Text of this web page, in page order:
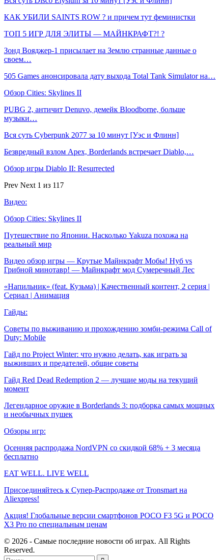
КАК УБИЛИ SAINTS ROW ? и причем тут феминистки
ТОП 5 ИГР ДЛЯ ЭЛИТЫ — МАЙНКРАФТ?! ?
Зонд Вояджер-1 присылает на Землю странные данные о
своем…
505 Games анонсировала дату выхода Total Tank Simulator на…
Обзор Cities: Skylines II
PUBG 2, античит Denuvo, демейк Bloodborne, больше
музыки…
Вся суть Cyberpunk 2077 за 10 минут [Уэс и Флинн]
Безвредный взлом Apex, Borderlands встречает Diablo,…
Обзор игры Diablo II: Resurrected
Prev Next 1 из 117
Видео:
Обзор Cities: Skylines II
Путешествие по Японии. Насколько Yakuza похожа на
реальный мир
Видео обзор игры — Крутые Майнкрафт Мобы! Нуб vs
Грибной минотавр! — Майнкрафт мод Сумеречный Лес
«Напильник» (feat. Кузьма) | Качественный контент, 2 серия |
Сериал | Анимация
Гайды:
Советы по выживанию и прохождению зомби-режима Call of
Duty: Mobile
Гайд по Project Winter: что нужно делать, как играть за
выживших и предателей, общие советы
Гайд Red Dead Redemption 2 — лучшие моды на текущий
момент
Легендарное оружие в Borderlands 3: подборка самых мощных
и необычных пушек
Обзоры игр:
Осенняя распродажа NordVPN со скидкой 68% + 3 месяца
бесплатно
EAT WELL. LIVE WELL
Присоединяйтесь к Супер-Распродаже от Tronsmart на
Aliexpress!
Акция! Глобальные версии смартфонов POCO F3 5G и POCO
X3 Pro по специальным ценам
© 2026 - Самые последние новости об играх. All Rights
Reserved.